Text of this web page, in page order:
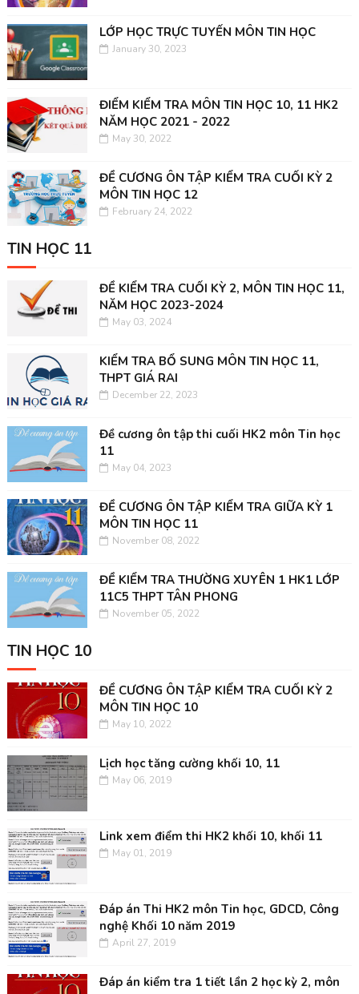
LỚP HỌC TRỰC TUYẾN MÔN TIN HỌC
January 30, 2023
ĐIỂM KIỂM TRA MÔN TIN HỌC 10, 11 HK2
NĂM HỌC 2021 - 2022
May 30, 2022
ĐỀ CƯƠNG ÔN TẬP KIỂM TRA CUỐI KỲ 2
MÔN TIN HỌC 12
February 24, 2022
TIN HỌC 11
ĐỀ KIỂM TRA CUỐI KỲ 2, MÔN TIN HỌC 11,
NĂM HỌC 2023-2024
May 03, 2024
KIỂM TRA BỔ SUNG MÔN TIN HỌC 11,
THPT GIÁ RAI
December 22, 2023
Đề cương ôn tập thi cuối HK2 môn Tin học
11
May 04, 2023
ĐỀ CƯƠNG ÔN TẬP KIỂM TRA GIỮA KỲ 1
MÔN TIN HỌC 11
November 08, 2022
ĐỀ KIỂM TRA THƯỜNG XUYÊN 1 HK1 LỚP
11C5 THPT TÂN PHONG
November 05, 2022
TIN HỌC 10
ĐỀ CƯƠNG ÔN TẬP KIỂM TRA CUỐI KỲ 2
MÔN TIN HỌC 10
May 10, 2022
Lịch học tăng cường khối 10, 11
May 06, 2019
Link xem điểm thi HK2 khối 10, khối 11
May 01, 2019
Đáp án Thi HK2 môn Tin học, GDCD, Công
nghệ Khối 10 năm 2019
April 27, 2019
Đáp án kiểm tra 1 tiết lần 2 học kỳ 2, môn